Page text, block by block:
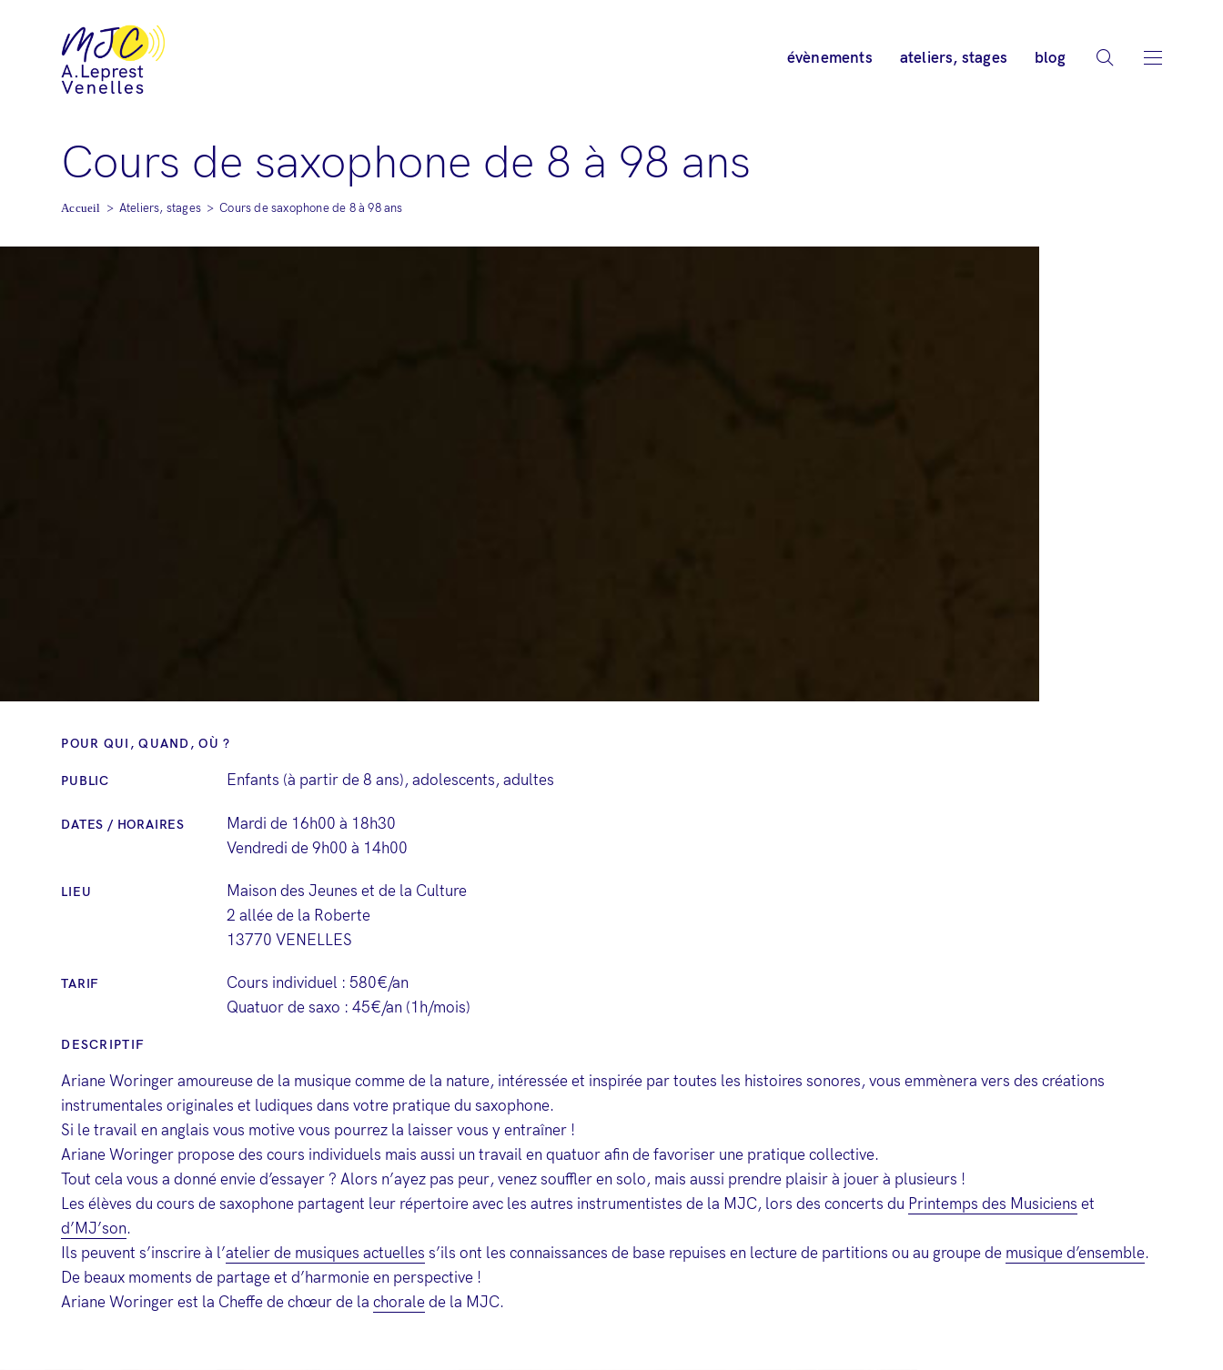
évènements ateliers, stages blog
Cours de saxophone de 8 à 98 ans
> Ateliers, stages > Cours de saxophone de 8 à 98 ans
POUR QUI, QUAND, OÙ ?
PUBLIC Enfants (à partir de 8 ans), adolescents, adultes
DATES / HORAIRES
Mardi de 16h00 à 18h30
Vendredi de 9h00 à 14h00
LIEU
Maison des Jeunes et de la Culture
2 allée de la Roberte
13770 VENELLES
TARIF
Cours individuel : 580€/an
Quatuor de saxo : 45€/an (1h/mois)
DESCRIPTIF
Ariane Woringer amoureuse de la musique comme de la nature, intéressée et inspirée par toutes les histoires sonores, vous emmènera vers des créations
instrumentales originales et ludiques dans votre pratique du saxophone.
Si le travail en anglais vous motive vous pourrez la laisser vous y entraîner !
Ariane Woringer propose des cours individuels mais aussi un travail en quatuor afin de favoriser une pratique collective.
Tout cela vous a donné envie d’essayer ? Alors n’ayez pas peur, venez souffler en solo, mais aussi prendre plaisir à jouer à plusieurs !
Les élèves du cours de saxophone partagent leur répertoire avec les autres instrumentistes de la MJC, lors des concerts du Printemps des Musiciens et
d’MJ’son.
Ils peuvent s’inscrire à l’atelier de musiques actuelles s’ils ont les connaissances de base repuises en lecture de partitions ou au groupe de musique d’ensemble.
De beaux moments de partage et d’harmonie en perspective !
Ariane Woringer est la Cheffe de chœur de lachorale de la MJC.